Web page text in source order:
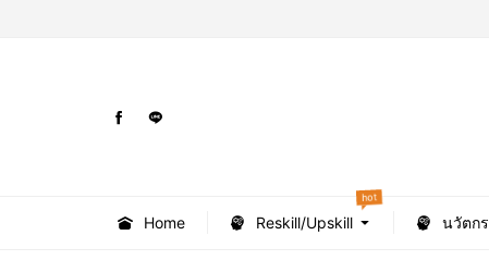
Home Reskill/Upskill
hot
นวัตก